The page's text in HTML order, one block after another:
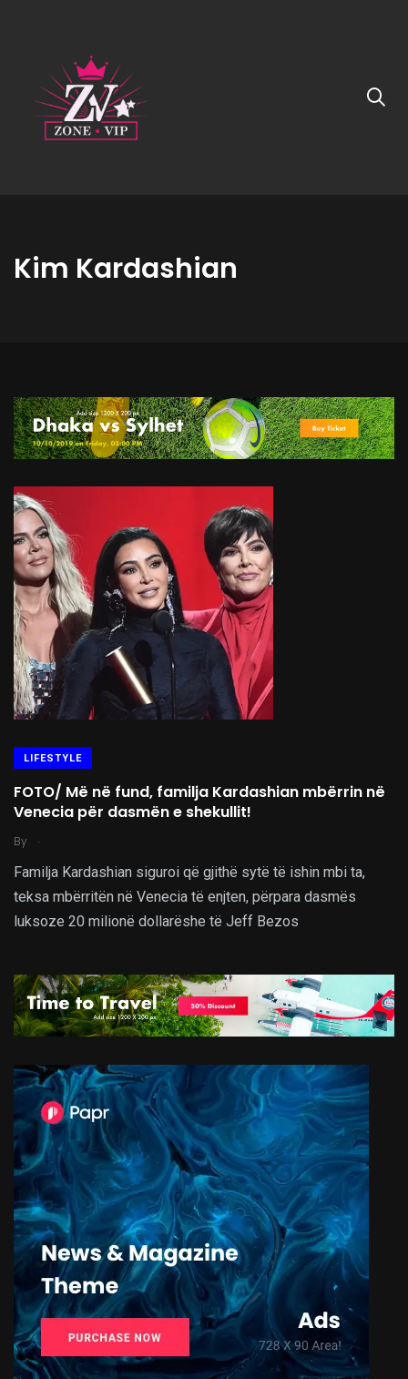
Kim Kardashian
LIFESTYLE
FOTO/ Më në fund, familja Kardashian mbërrin në
Venecia për dasmën e shekullit!
By .
Familja Kardashian siguroi që gjithë sytë të ishin mbi ta,
teksa mbërritën në Venecia të enjten, përpara dasmës
luksoze 20 milionë dollarëshe të Jeff Bezos